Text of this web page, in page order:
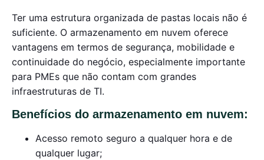
Ter uma estrutura organizada de pastas locais não é
suficiente. O armazenamento em nuvem oferece
vantagens em termos de segurança, mobilidade e
continuidade do negócio, especialmente importante
para PMEs que não contam com grandes
infraestruturas de TI.
Benefícios do armazenamento em nuvem:
Acesso remoto seguro a qualquer hora e de
qualquer lugar;